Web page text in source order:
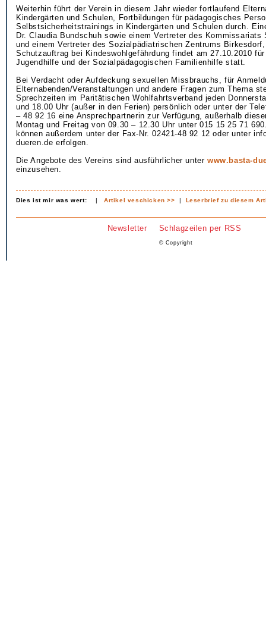
Weiterhin führt der Verein in diesem Jahr wieder fortlaufend
Kindergärten und Schulen, Fortbildungen für pädagogisches
Selbstsicherheitstrainings in Kindergärten und Schulen durch.
Dr. Claudia Bundschuh sowie einem Vertreter des Kommissariats
und einem Vertreter des Sozialpädiatrischen Zentrums
Schutzauftrag bei Kindeswohlgefährdung findet am 27.10.2010
Jugendhilfe und der Sozialpädagogischen Familienhilfe statt.
Bei Verdacht oder Aufdeckung sexuellen Missbrauchs, für
Elternabenden/Veranstaltungen und andere Fragen zum Thema
Sprechzeiten im Paritätischen Wohlfahrtsverband jeden
und 18.00 Uhr (außer in den Ferien) persönlich oder unter der
– 48 92 16 eine Ansprechpartnerin zur Verfügung, außerhalb
Montag und Freitag von 09.30 – 12.30 Uhr unter 015 15 25 71
können außerdem unter der Fax-Nr. 02421-48 92 12 oder unter
dueren.de erfolgen.
Die Angebote des Vereins sind ausführlicher unter www.basta-
einzusehen.
Dies ist mir was wert: |Artikel veschicken >> | Leserbrief zu diesem
Newsletter Schlagzeilen per RSS
© Copyright